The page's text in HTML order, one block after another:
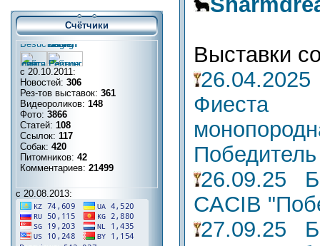
Счётчики
с 20.10.2011:
Новостей: 306
Рез-тов выставок: 361
Видеороликов: 148
Фото: 3866
Статей: 108
Ссылок: 117
Собак: 420
Питомников: 42
Комментариев: 21499
с 20.08.2013:
Выставки
Фиеста
26.09.25
CACIB
27.09.25